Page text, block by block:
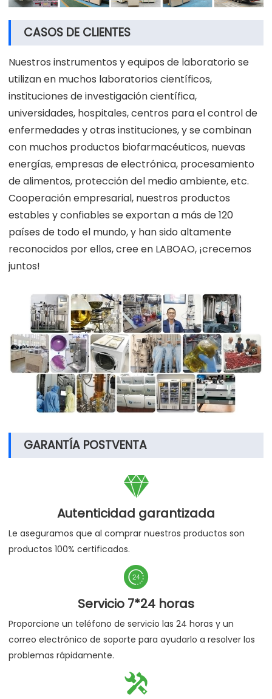
CASOS DE CLIENTES
Nuestros instrumentos y equipos de laboratorio se
utilizan en muchos laboratorios científicos,
instituciones de investigación científica,
universidades, hospitales, centros para el control de
enfermedades y otras instituciones, y se combinan
con muchos productos biofarmacéuticos, nuevas
energías, empresas de electrónica, procesamiento
de alimentos, protección del medio ambiente, etc.
Cooperación empresarial, nuestros productos
estables y confiables se exportan a más de 120
países de todo el mundo, y han sido altamente
reconocidos por ellos, cree en LABOAO, ¡crecemos
juntos!
GARANTÍA POSTVENTA

Autenticidad garantizada
Le aseguramos que al comprar nuestros productos son
productos 100% certificados.

Servicio 7*24 horas
Proporcione un teléfono de servicio las 24 horas y un
correo electrónico de soporte para ayudarlo a resolver los
problemas rápidamente.
